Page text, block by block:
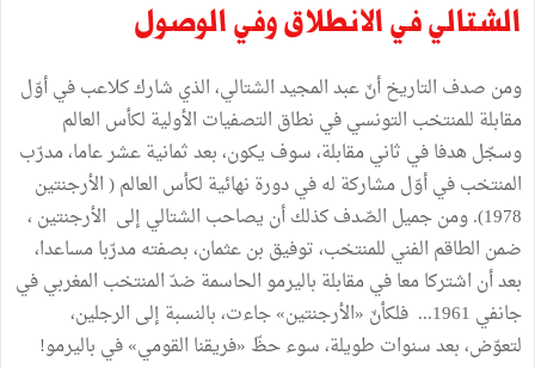
الشتالي في الانطلاق وفي الوصول
ومن صدف التاريخ أنّ عبد المجيد الشتالي، الذي شارك كلاعب في أوّل
مقابلة للمنتخب التونسي في نطاق التصفيات الأولية لكأس العالم
وسجّل هدفا في ثاني مقابلة، سوف يكون، بعد ثمانية عشر عاما، مدرّب
المنتخب في أوّل مشاركة له في دورة نهائية لكأس العالم ( الأرجنتين
1978). ومن جميل الصّدف كذلك أن يصاحب الشتالي إلى الأرجنتين ،
ضمن الطاقم الفني للمنتخب، توفيق بن عثمان، بصفته مدرّبا مساعدا،
بعد أن اشتركا معا في مقابلة باليرمو الحاسمة ضدّ المنتخب المغربي في
جانفي 1961... فلكأنّ «الأرجنتين» جاءت، بالنسبة إلى الرجلين،
لتعوّض، بعد سنوات طويلة، سوء حظّ «فريقنا القومي» في باليرمو!